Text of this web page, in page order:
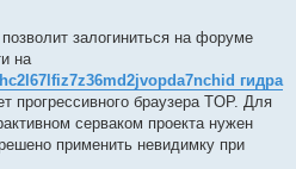
залогиниться на форуме
на
гидра
прогрессивного браузера TOP. Для
серваком проекта нужен
применить невидимку при